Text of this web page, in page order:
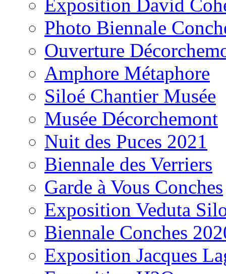
Exposition David
Photo Biennale
Ouverture
Amphore Métaphore
Siloé Chantier Musée
Musée Décorchemont
Nuit des Puces 2021
Biennale des Verriers
Garde à Vous Conches
Exposition Veduta
Biennale Conches
Exposition Jacques